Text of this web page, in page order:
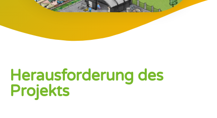
Herausforderung des
Projekts